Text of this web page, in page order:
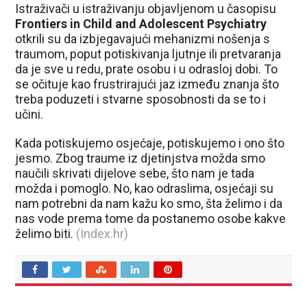
Istraživači u istraživanju objavljenom u časopisu
Frontiers in Child and Adolescent Psychiatry
otkrili su da izbjegavajući mehanizmi nošenja s
traumom, poput potiskivanja ljutnje ili pretvaranja
da je sve u redu, prate osobu i u odrasloj dobi. To
se očituje kao frustrirajući jaz između znanja što
treba poduzeti i stvarne sposobnosti da se to i
učini.
Kada potiskujemo osjećaje, potiskujemo i ono što
jesmo. Zbog traume iz djetinjstva možda smo
naučili skrivati dijelove sebe, što nam je tada
možda i pomoglo. No, kao odraslima, osjećaji su
nam potrebni da nam kažu ko smo, šta želimo i da
nas vode prema tome da postanemo osobe kakve
želimo biti. (Index.hr)